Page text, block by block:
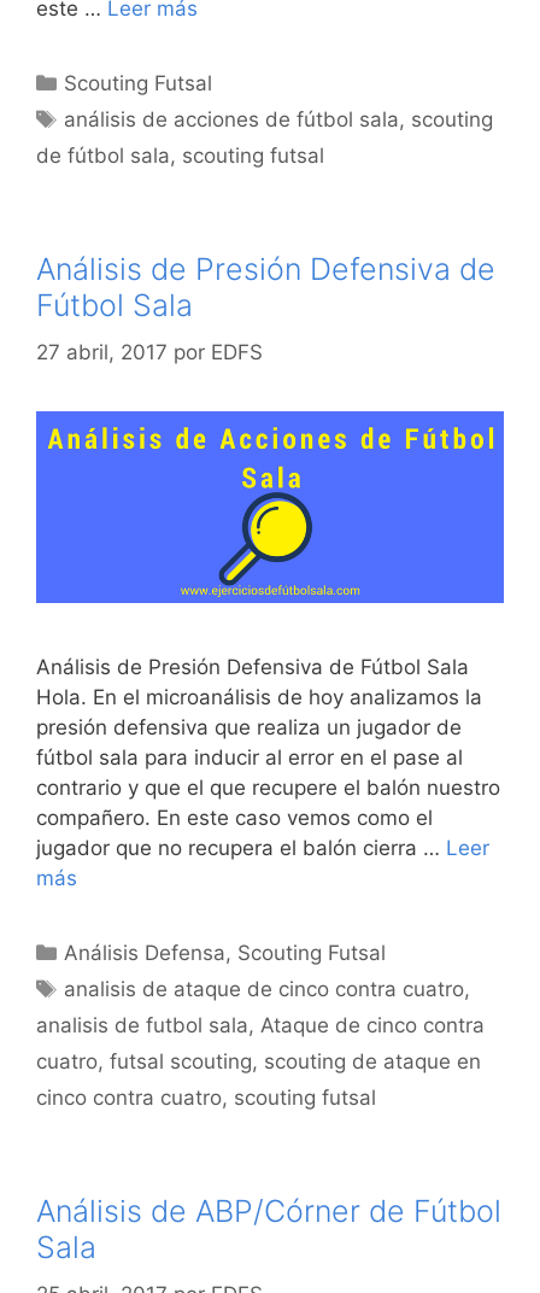
este … Leer más
Categorías
Scouting Futsal
Etiquetas
análisis de acciones de fútbol sala, scouting
de fútbol sala, scouting futsal
Análisis de Presión Defensiva de
Fútbol Sala
27 abril, 2017 por EDFS
Análisis de Presión Defensiva de Fútbol Sala
Hola. En el microanálisis de hoy analizamos la
presión defensiva que realiza un jugador de
fútbol sala para inducir al error en el pase al
contrario y que el que recupere el balón nuestro
compañero. En este caso vemos como el
jugador que no recupera el balón cierra … Leer
más
Categorías
Análisis Defensa, Scouting Futsal
Etiquetas
analisis de ataque de cinco contra cuatro,
analisis de futbol sala, Ataque de cinco contra
cuatro, futsal scouting, scouting de ataque en
cinco contra cuatro, scouting futsal
Análisis de ABP/Córner de Fútbol
Sala